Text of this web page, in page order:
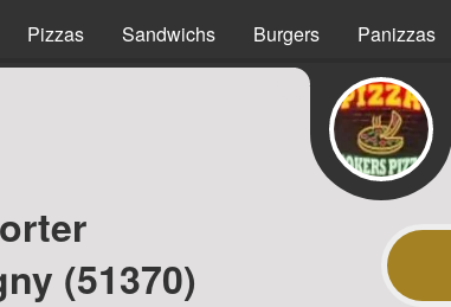
Pizzas Sandwichs Burgers Panizzas
(51370)